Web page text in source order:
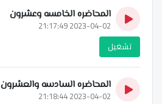
المحاضره الخامسه وعشرون
2023-04-02 21:17:49
تشغيل
المحاضره السادسه والعشرون
2023-04-02 21:18:44